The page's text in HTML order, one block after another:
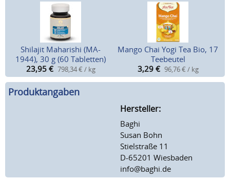
Shilajit Maharishi (MA-
1944), 30 g (60 Tabletten)
23,95 € 798,34 € / kg
Mango Chai Yogi Tea Bio, 17
Teebeutel
3,29 € 96,76 € / kg
Produktangaben
Hersteller:
Baghi
Susan Bohn
Stielstraße 11
D-65201 Wiesbaden
info@baghi.de